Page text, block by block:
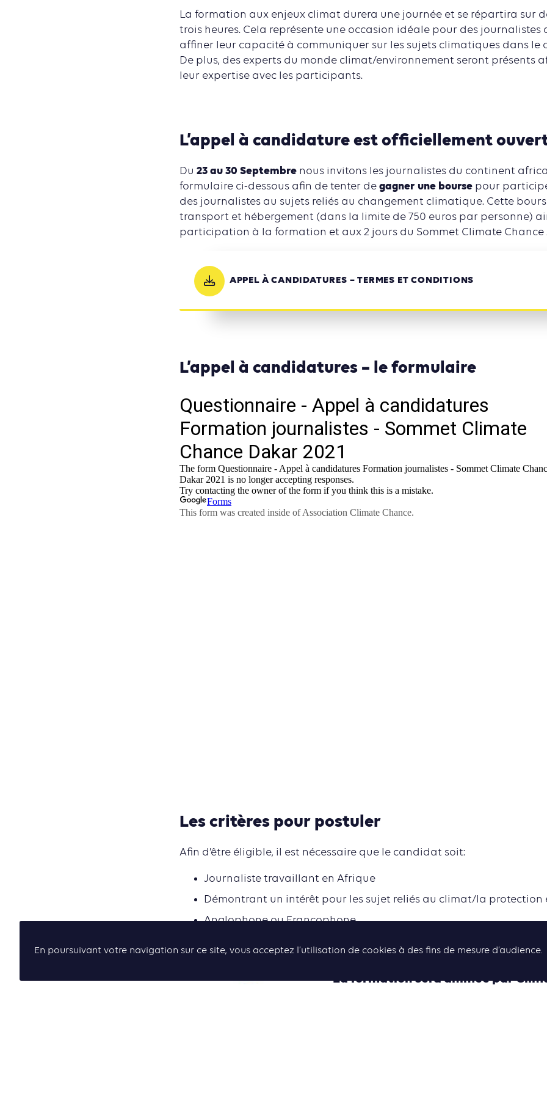
La formation aux enjeux climat durera une journée et se répartira sur
trois heures. Cela représente une occasion idéale pour des
affiner leur capacité à communiquer sur les sujets climatiques dans le
De plus, des experts du monde climat/environnement seront présents
leur expertise avec les participants.
L’appel à candidature est officiellement
Du 23 au 30 Septembre nous invitons les journalistes du continent
formulaire ci-dessous afin de tenter de gagner une bourse pour
des journalistes au sujets reliés au changement climatique. Cette
transport et hébergement (dans la limite de 750 euros par personne)
participation à la formation et aux 2 jours du Sommet Climate Chance
APPEL À CANDIDATURES – TERMES ET CONDITIONS
L’appel à candidatures – le formulaire
Les critères pour postuler
Afin d’être éligible, il est nécessaire que le candidat soit:
Journaliste travaillant en Afrique
Démontrant un intérêt pour les sujet reliés au climat/la protection
Anglophone ou Francophone
La formation sera animée par
En poursuivant votre navigation sur ce site, vous acceptez l’utilisation de cookies à des fins de mesure d’audience.